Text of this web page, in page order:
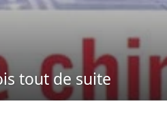
tout de suite